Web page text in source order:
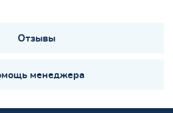
Отзывы
менеджера